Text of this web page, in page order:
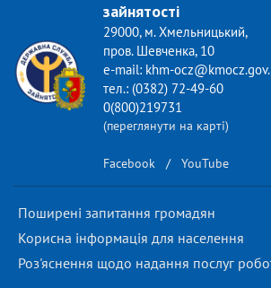
зайнятості
29000, м. Хмельницький,
пров. Шевченка, 10
e-mail: khm-
тел.: (0382) 72-49-60
0(800)219731
(переглянути на карті)
Facebook / YouTube
Поширені запитання громадян
Корисна інформація для населення
Роз'яснення щодо надання послуг